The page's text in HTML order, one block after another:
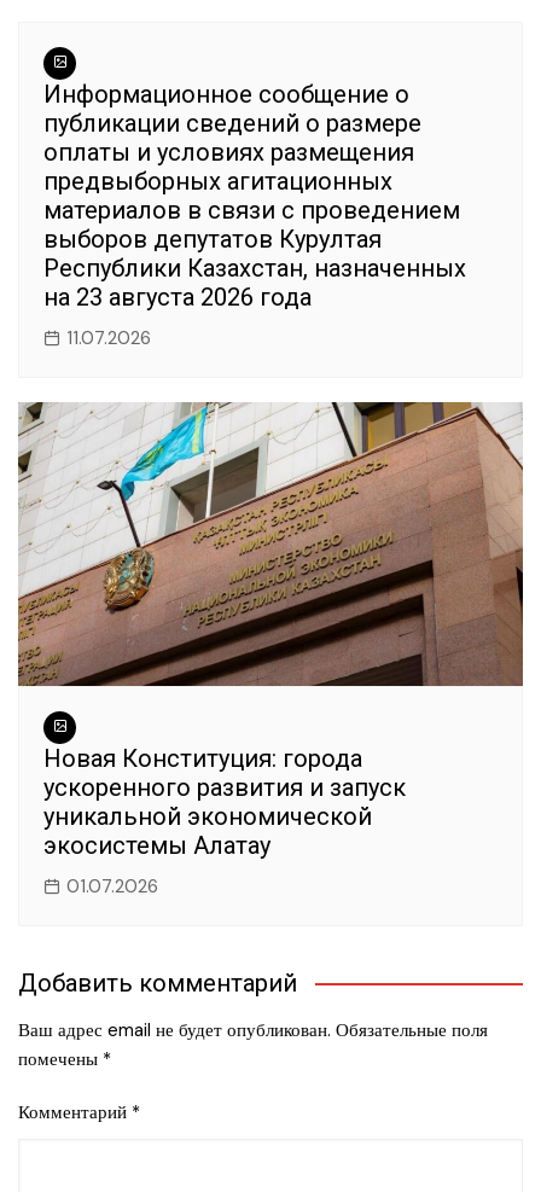
Информационное сообщение о
публикации сведений о размере
оплаты и условиях размещения
предвыборных агитационных
материалов в связи с проведением
выборов депутатов Курултая
Республики Казахстан, назначенных
на 23 августа 2026 года
11.07.2026
Новая Конституция: города
ускоренного развития и запуск
уникальной экономической
экосистемы Алатау
01.07.2026
Добавить комментарий
Ваш адрес email не будет опубликован. Обязательные поля
помечены *
Комментарий *